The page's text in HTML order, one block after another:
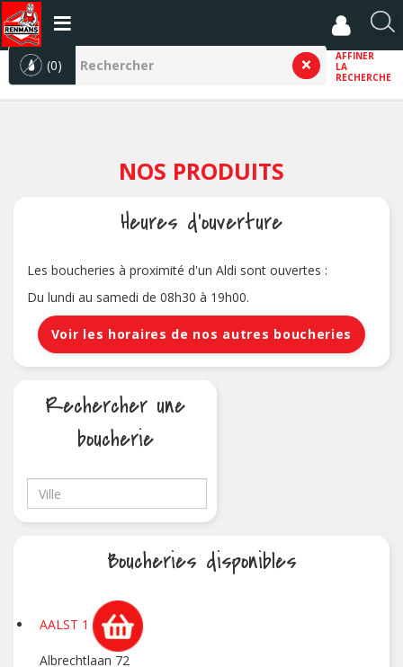
Aller
au
contenu
principal
R
e
c
(0)
AFFINER
LA
RECHERCHE
NOS PRODUITS
Heures d'ouverture
Les boucheries à proximité d'un Aldi sont ouvertes :
Du lundi au samedi de 08h30 à 19h00.
Voir les horaires de nos autres boucheries
Rechercher une
boucherie
Boucheries disponibles
AALST 1
Albrechtlaan 72